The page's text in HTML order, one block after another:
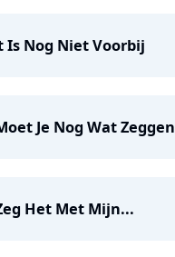
Is Nog Niet Voorbij
Je Nog Wat Zeggen
Het Met Mijn...